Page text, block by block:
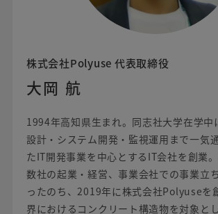
株式会社Polyuse 代表取締役
大岡 航
1994年高知県生まれ。同志社大学在学中
設計・システム開発・監視運用まで一気
たIT開発事業を中心とするIT会社を創業
数社の起業・経営、事業会社での事業立
ったのち、2019年に株式会社Polyuseを
界におけるコンクリート構造物を対象と